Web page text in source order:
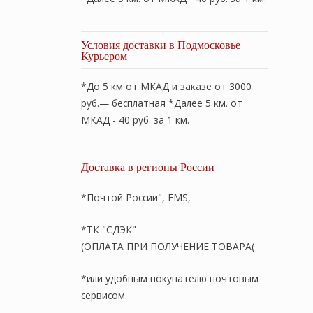
₽.
Условия доставки в Подмосковье
Курьером
*До 5 км от МКАД и заказе от 3000
руб.— бесплатная *Далее 5 км. от
МКАД - 40 руб. за 1 км.
Доставка в регионы России
*Почтой России", EMS,
*ТК "СДЭК"
(ОПЛАТА ПРИ ПОЛУЧЕНИЕ ТОВАРА(
*или удобным покупателю почтовым
сервисом.